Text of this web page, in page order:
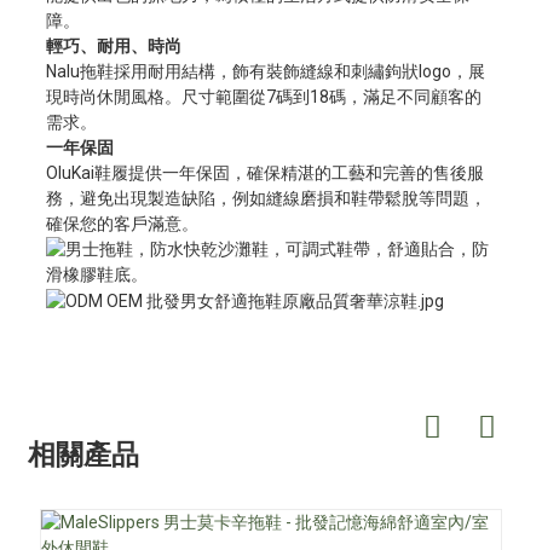
障。
輕巧、耐用、時尚
Nalu拖鞋採用耐用結構，飾有裝飾縫線和刺繡鉤狀logo，展
現時尚休閒風格。尺寸範圍從7碼到18碼，滿足不同顧客的
需求。
一年保固
OluKai鞋履提供一年保固，確保精湛的工藝和完善的售後服
務，避免出現製造缺陷，例如縫線磨損和鞋帶鬆脫等問題，
確保您的客戶滿意。
相關產品